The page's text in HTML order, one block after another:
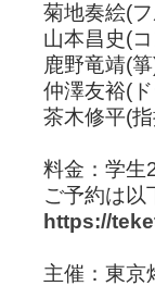
菊地奏絵(
山本昌史(
鹿野竜靖(
仲澤友裕(
茶木修平(
料金：学
ご予約は以
https://
主催：東京